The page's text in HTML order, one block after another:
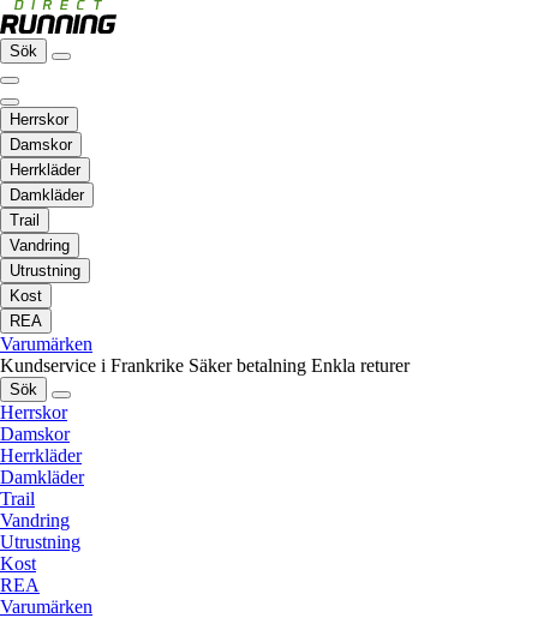
Sök
Herrskor
Damskor
Herrkläder
Damkläder
Trail
Vandring
Utrustning
Kost
REA
Varumärken
Kundservice i Frankrike Säker betalning Enkla returer
Sök
Herrskor
Damskor
Herrkläder
Damkläder
Trail
Vandring
Utrustning
Kost
REA
Varumärken